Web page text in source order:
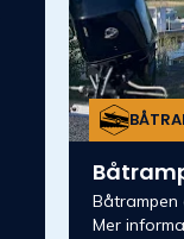
Mer